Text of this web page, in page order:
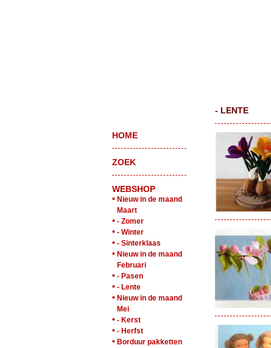
HOME
ZOEK
WEBSHOP
• Nieuw in de maand
Maart
• - Zomer
• - Winter
• - Sinterklaas
• Nieuw in de maand
Februari
• - Pasen
• - Lente
• Nieuw in de maand
Mei
• - Kerst
• - Herfst
• Borduur pakketten
- LENTE